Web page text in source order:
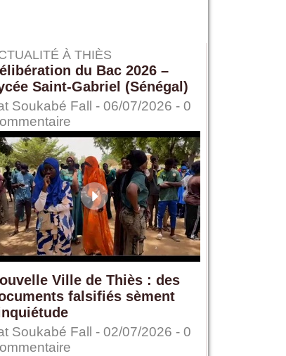
À THIÈS
du Bac 2026 –
Saint-Gabriel (Sénégal)
Soukabé Fall - 06/07/2026 - 0
Ville de Thiès : des
falsifiés sèment
Soukabé Fall - 02/07/2026 - 0